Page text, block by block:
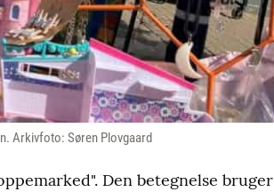
Arkivfoto: Søren Plovgaard
Den betegnelse bruger